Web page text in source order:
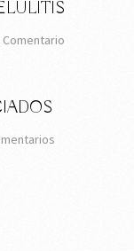
Comentario